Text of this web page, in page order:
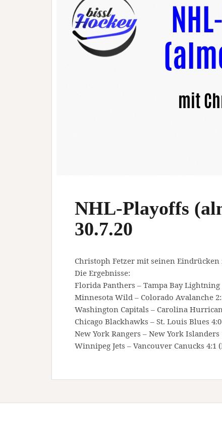
NHL-Playoffs
30.7.20
Christoph Fetzer mit seinen
Die Ergebnisse:
Florida Panthers – Tampa Bay
Minnesota Wild – Colorado Avalanche
Washington Capitals – Carolina
Chicago Blackhawks – St. Louis Blues
New York Rangers – New York
Winnipeg Jets – Vancouver Canucks 4:1